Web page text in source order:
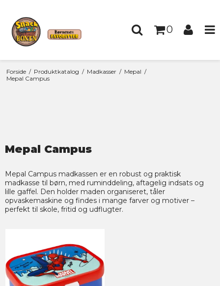
0
Forside / Produktkatalog / Madkasser / Mepal /
Mepal Campus
Mepal Campus
Mepal Campus madkassen er en robust og praktisk
madkasse til børn, med ruminddeling, aftagelig indsats og
lille gaffel. Den holder maden organiseret, tåler
opvaskemaskine og findes i mange farver og motiver –
perfekt til skole, fritid og udflugter.